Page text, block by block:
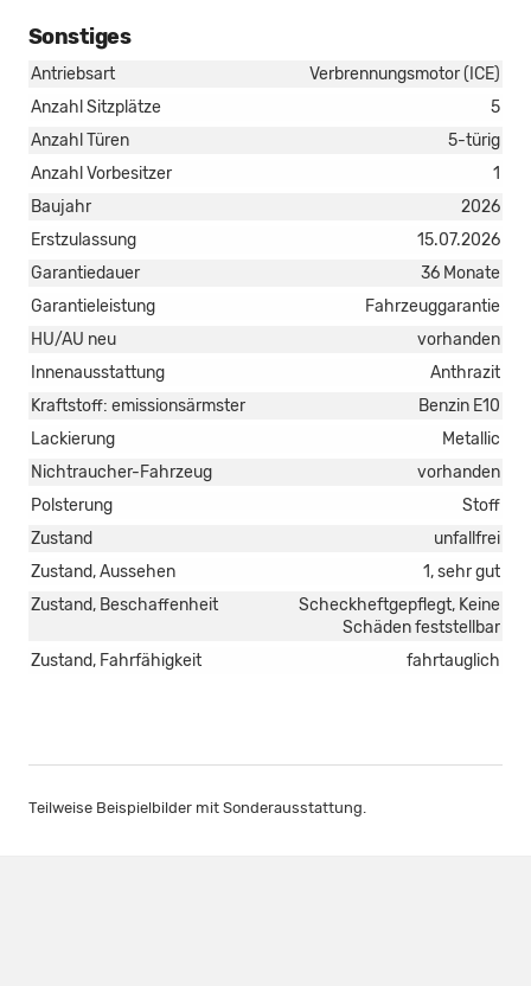
Sonstiges
Antriebsart
Verbrennungsmotor (ICE)
Anzahl Sitzplätze
5
Anzahl Türen
5-türig
Anzahl Vorbesitzer
1
Baujahr
2026
Erstzulassung
15.07.2026
Garantiedauer
36 Monate
Garantieleistung
Fahrzeuggarantie
HU/AU neu
vorhanden
Innenausstattung
Anthrazit
Kraftstoff: emissionsärmster
Benzin E10
Lackierung
Metallic
Nichtraucher-Fahrzeug
vorhanden
Polsterung
Stoff
Zustand
unfallfrei
Zustand, Aussehen
1, sehr gut
Zustand, Beschaffenheit
Scheckheftgepflegt, Keine
Schäden feststellbar
Zustand, Fahrfähigkeit
fahrtauglich
Teilweise Beispielbilder mit Sonderausstattung.